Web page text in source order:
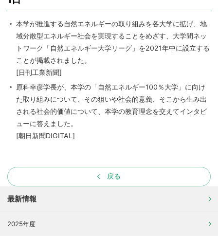
本学が推進する自然エネルギーの取り組みを各大学に拡げ、地
域分散型エネルギー社会を実現することをめざす、大学間ネッ
トワーク「自然エネルギー大学リーグ」を2021年中に設立する
ことが掲載されました。
[日刊工業新聞]
原科幸彦学長が、本学の「自然エネルギー100％大学」に向け
た取り組みについて、その狙いや社会的意義、そこから生み出
される社会的価値について、本学の教育理念を交えてインタビ
ューに答えました。
[朝日新聞DIGITAL]
戻る
最新情報
2025年度